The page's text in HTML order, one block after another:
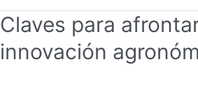
Claves para
innovación
Claves
para
afrontar